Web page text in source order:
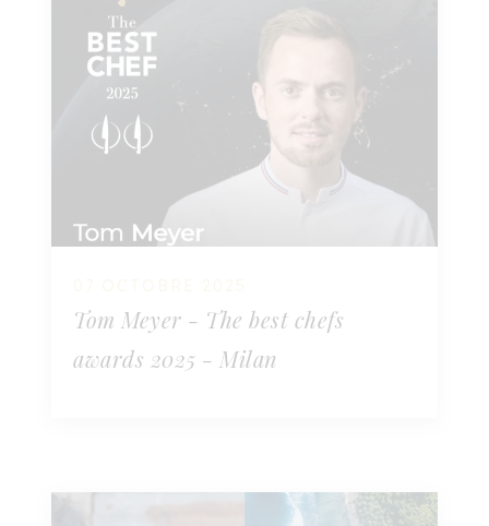
Tom Meyer - The best chefs
awards 2025 - Milan